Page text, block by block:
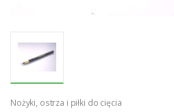
Nożyki, ostrza i piłki do cięcia